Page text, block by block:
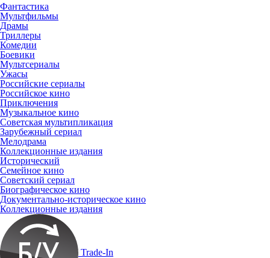
Фантастика
Мультфильмы
Драмы
Триллеры
Комедии
Боевики
Мультсериалы
Ужасы
Российские сериалы
Российское кино
Приключения
Музыкальное кино
Советская мультипликация
Зарубежный сериал
Мелодрама
Коллекционные издания
Исторический
Семейное кино
Советский сериал
Биографическое кино
Документально-историческое кино
Коллекционные издания
Trade-In